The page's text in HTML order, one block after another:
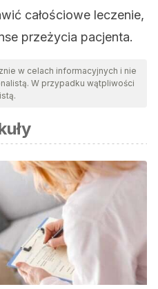
całościowe leczenie,
przeżycia pacjenta.
w celach informacyjnych i nie
W przypadku wątpliwości